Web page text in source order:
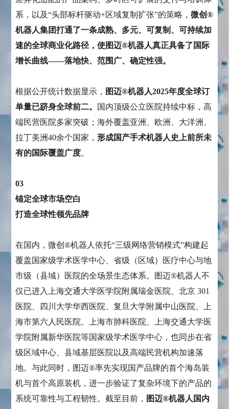
系，以及“头部标杆驱动+区域复制扩张”的策略，微创®
机器人集团打通了一条成熟、多元、可复制、可持续加
速的全球商业化路径，使图迈®机器人真正具备了国际
增长曲线——落地快、范围广、确定性强。
根据公开统计数据显示， 图迈®机器人2025年度全球订
单量已跻身全球前二。
国内顶级公立医院持续中标，高
端民营医院多家突破；海外覆盖亚洲、欧洲、大洋洲、
拉丁美洲40余个国家，形成国产手术机器人史上前所未
有的国际覆盖广度。
03
锚定全球市场空白
打造全球性领先品牌
在国内，微创®机器人依托“三级网络营销模式”构建起
覆盖国家级学术医学中心、省级（区域）医疗中心与地
市级（县域）医院的全场景生态体系。图迈®机器人不
仅已进入上海交通大学医学院附属瑞金医院、北京 301
医院、四川大学华西医院、复旦大学附属中山医院、上
海市第六人民医院、上海市肺科医院、上海交通大学医
学院附属新华医院等国家级学术医学中心，也同步在省
级区域中心、县域基层医院以及高端民营机构加速落
地。与此同时，图迈®率先实现国产品牌的首个海岛装
机与首个高原装机，进一步验证了复杂环境下的产品的
系统可靠性与工程韧性。截至目前， 图迈®机器人国内